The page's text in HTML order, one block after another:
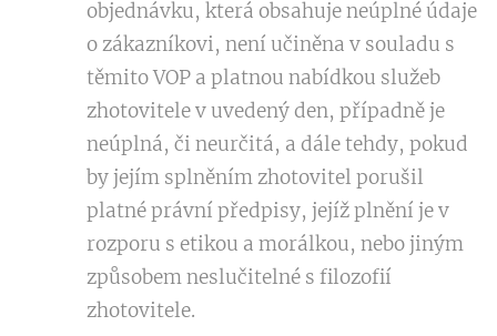
objednávku, která obsahuje neúplné údaje
o zákazníkovi, není učiněna v souladu s
těmito VOP a platnou nabídkou služeb
zhotovitele v uvedený den, případně je
neúplná, či neurčitá, a dále tehdy, pokud
by jejím splněním zhotovitel porušil
platné právní předpisy, jejíž plnění je v
rozporu s etikou a morálkou, nebo jiným
způsobem neslučitelné s filozofií
zhotovitele.